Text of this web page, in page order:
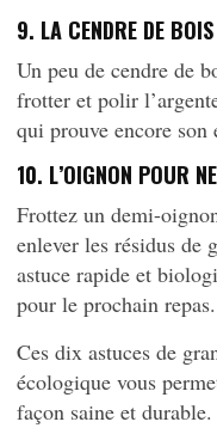
9. LA CENDRE DE
Un peu de cendre de
frotter et polir
qui prouve encore son
10. L’OIGNON POUR
Frottez un demi-
enlever les résidus de
astuce rapide et
pour le prochain repas.
Ces dix astuces de
écologique vous
façon saine et